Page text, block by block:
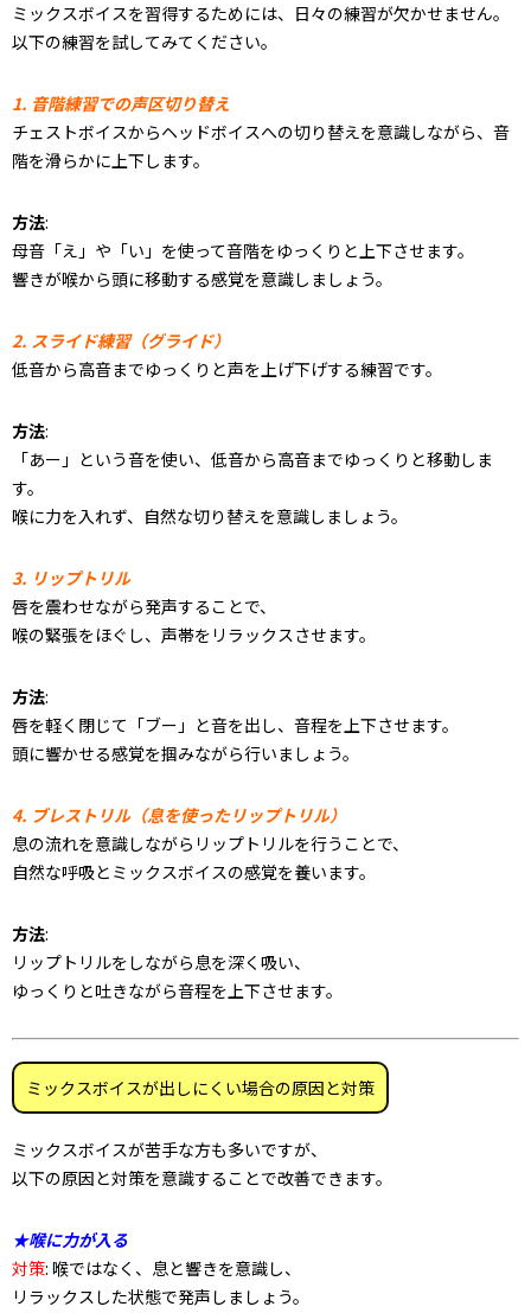
ミックスボイスを習得するためには、日々の練習が欠かせません。
以下の練習を試してみてください。
1. 音階練習での声区切り替え
チェストボイスからヘッドボイスへの切り替えを意識しながら、音
階を滑らかに上下します。
方法:
母音「え」や「い」を使って音階をゆっくりと上下させます。
響きが喉から頭に移動する感覚を意識しましょう。
2. スライド練習（グライド）
低音から高音までゆっくりと声を上げ下げする練習です。
方法:
「あー」という音を使い、低音から高音までゆっくりと移動しま
す。
喉に力を入れず、自然な切り替えを意識しましょう。
3. リップトリル
唇を震わせながら発声することで、
喉の緊張をほぐし、声帯をリラックスさせます。
方法:
唇を軽く閉じて「ブー」と音を出し、音程を上下させます。
頭に響かせる感覚を掴みながら行いましょう。
4. ブレストリル（息を使ったリップトリル）
息の流れを意識しながらリップトリルを行うことで、
自然な呼吸とミックスボイスの感覚を養います。
方法:
リップトリルをしながら息を深く吸い、
ゆっくりと吐きながら音程を上下させます。
ミックスボイスが出しにくい場合の原因と対策
ミックスボイスが苦手な方も多いですが、
以下の原因と対策を意識することで改善できます。
★喉に力が入る
対策: 喉ではなく、息と響きを意識し、
リラックスした状態で発声しましょう。